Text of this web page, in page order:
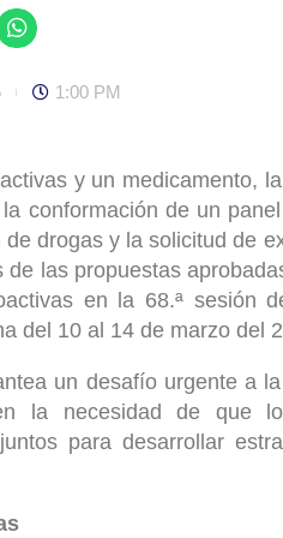
1:00 PM
y un medicamento,
conformación de un
drogas y la solicitud de
las propuestas
en la 68.ª sesión
del 10 al 14 de marzo del
un desafío urgente a
la necesidad de que
para desarrollar